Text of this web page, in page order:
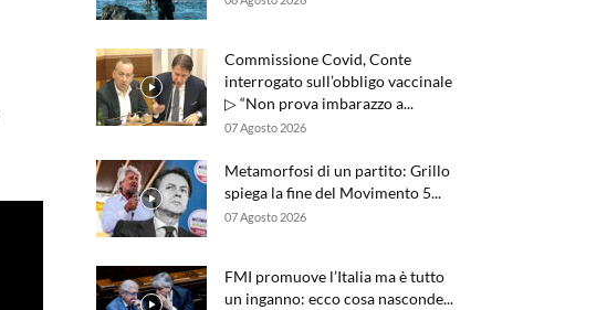
Commissione Covid, Conte
interrogato sull’obbligo vaccinale
▷ “Non prova imbarazzo a...
07 Agosto 2026
Metamorfosi di un partito: Grillo
spiega la fine del Movimento 5...
07 Agosto 2026
FMI promuove l’Italia ma è tutto
un inganno: ecco cosa nasconde...